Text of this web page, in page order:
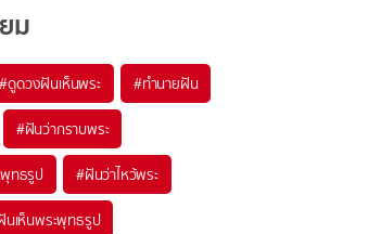
ม
#ดูดวงฝันเห็นพระ #ทำนายฝัน
#ฝันว่ากราบพระ
พุทธรูป #ฝันว่าไหว้พระ
นเห็นพระพุทธรูป